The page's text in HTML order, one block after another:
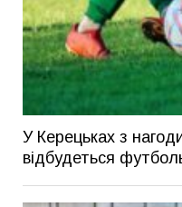
У Керецьках з
відбудеться